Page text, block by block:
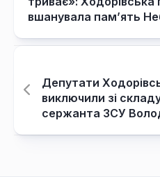
вшанувала пам’ять
Депутати
виключили зі
сержанта ЗСУ